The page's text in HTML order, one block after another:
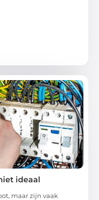
ideaal
maar zijn vaak